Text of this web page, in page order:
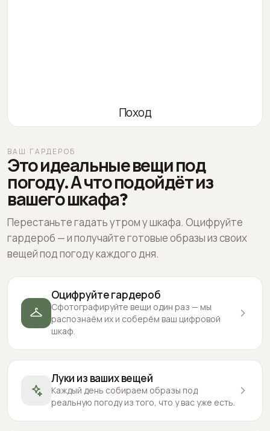
Поход
ВАШ ГАРДЕРОБ
Это идеальные вещи под
погоду. А что подойдёт из
вашего шкафа?
Перестаньте гадать утром у шкафа. Оцифруйте
гардероб — и получайте готовые образы из своих
вещей под погоду каждого дня.
Оцифруйте гардероб
Сфотографируйте вещи один раз — мы
распознаём их и соберём ваш цифровой
шкаф.
Луки из ваших вещей
Каждый день собираем образы под
реальную погоду из того, что у вас уже есть.